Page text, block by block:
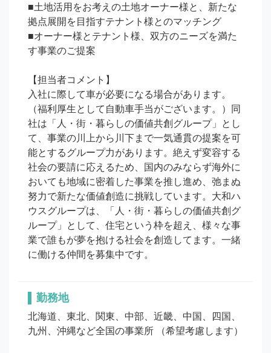
■土地活用をお考えの土地オーナー様と、新たな
拠点展開を目指すテナント様とのマッチング
■オーナー様とテナント様、双方のニーズを満た
す事業のご提案
【担当者コメント】
入社に際して車が必要になる場合があります。
（福利厚生として自動車手当がございます。）同
社は「人・街・暮らしの価値共創グループ」とし
て、事業の川上から川下まで一気通貫の提案を可
能とするグループ力があります。絶えず変容する
社会の要請に応えるため、国内のみならず海外に
おいても地域に密着した事業を推し進め、弛まぬ
努力で新たな価値創造に挑戦しています。大和ハ
ウスグループは、「人・街・暮らしの価値共創グ
ループ」として、住宅という枠を超え、様々な事
業で誰もが夢を抱ける社会を創造してます。一緒
に働ける仲間を募集中です。
勤務地
北海道、東北、関東、中部、近畿、中国、四国、
九州、沖縄など全国の事業所 （希望考慮します）